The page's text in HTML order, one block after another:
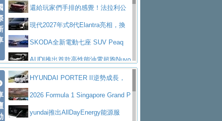
首度前進南台灣熱烈開戰
豪華電能休旅新星 Audi Q4 Sportba
ck 55 e-tron S lineScania Taiwan 逆風而行，加深力
道投資布局
統 最長續航逾 640 公里、支援雙向供電
BMW M2 首度導入 xDrive 四驅，
美國與瑞士需求成關鍵推手
The all-new T-Roc 魅力 自成焦點
Maserati GT2 Stradale「Tribute to
MC12」全球首度亮相
迎接 RANGE ROVER 品牌家族第
五位成員 全新 RANGE ROVER GT 預告登
場
造型華麗時尚、科技座艙再進化，P
eugeot 208小改款發表上市94.8萬起
突然滿天都是小星星！ 台灣賓士突
襲式宣告全新 GLB 第四季上市即日起接單1
台灣僅此一台 ! ROYAL ENFIELD
n 動態開發還給玩家們手排的感覺！法拉利公
布12Cilidri Manaule手排超跑產品細節
現代2027年式8代Elantra亮相，換
裝更銳利的造型、更先進的資訊娛樂系統及
更高效的動力
SKODA全新電動七座 SUV Peaq
問世，擁有品牌史上最寬敞且豪華的座艙
AUDI推出首款高性能油電超跑Nuvo
lari，0到100公里加速2.6秒、極速350公里
／小時
百年三叉戟傳奇再啟程 Maserati 重
返 1000 Miglia 傳承競速榮耀
法拉利首款純電跑車Luce亮相，最
大馬力超過1000匹並具備530公里最大續航
小車大空間、座艙科技更先進，SK
HYUNDAI PORTER II逆勢成長，
勇奪中型貨車銷售冠軍
2026 Formula 1 Singapore Grand P
rix 新加坡大獎賽 Audi 極速之旅開放報名
yundai推出AllDayEnergy能源服